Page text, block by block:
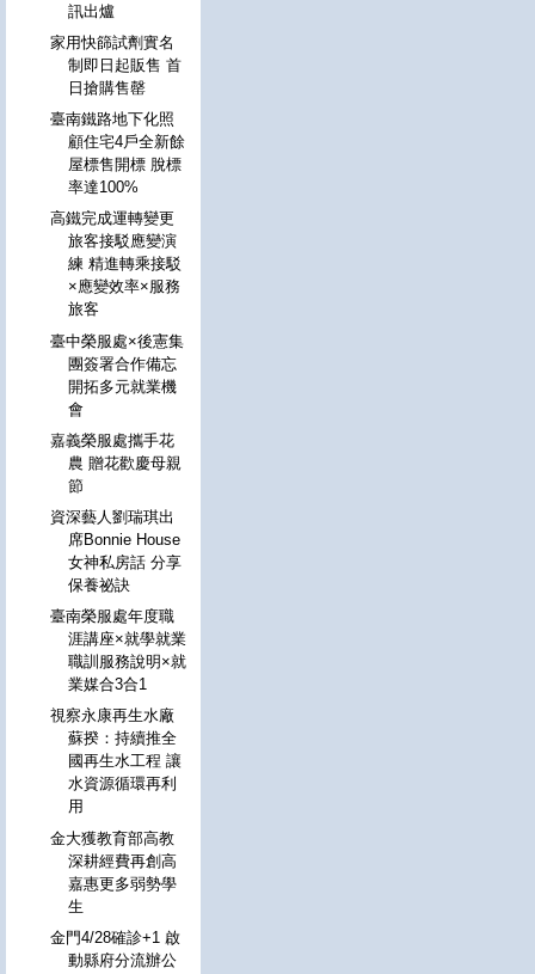
訊出爐
家用快篩試劑實名
制即日起販售 首
日搶購售罄
臺南鐵路地下化照
顧住宅4戶全新餘
屋標售開標 脫標
率達100%
高鐵完成運轉變更
旅客接駁應變演
練 精進轉乘接駁
×應變效率×服務
旅客
臺中榮服處×後憲集
團簽署合作備忘
開拓多元就業機
會
嘉義榮服處攜手花
農 贈花歡慶母親
節
資深藝人劉瑞琪出
席Bonnie House
女神私房話 分享
保養祕訣
臺南榮服處年度職
涯講座×就學就業
職訓服務說明×就
業媒合3合1
視察永康再生水廠
蘇揆：持續推全
國再生水工程 讓
水資源循環再利
用
金大獲教育部高教
深耕經費再創高
嘉惠更多弱勢學
生
金門4/28確診+1 啟
動縣府分流辦公